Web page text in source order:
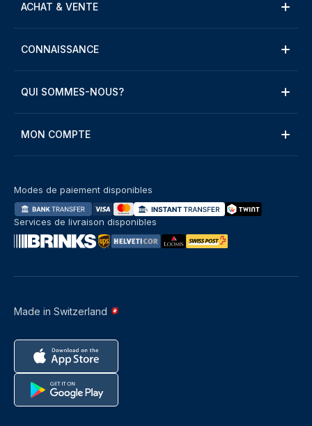
ACHAT & VENTE
CONNAISSANCE
QUI SOMMES-NOUS?
MON COMPTE
Made in Switzerland
Modes de paiement disponibles
Services de livraison disponibles